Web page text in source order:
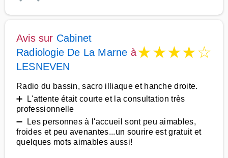
Avis sur Cabinet
Radiologie De La Marne à
LESNEVEN
★★★★☆
Radio du bassin, sacro illiaque et hanche droite.
➕ L'attente était courte et la consultation très
professionnelle
➖ Les personnes à l'accueil sont peu aimables,
froides et peu avenantes...un sourire est gratuit et
quelques mots aimables aussi!